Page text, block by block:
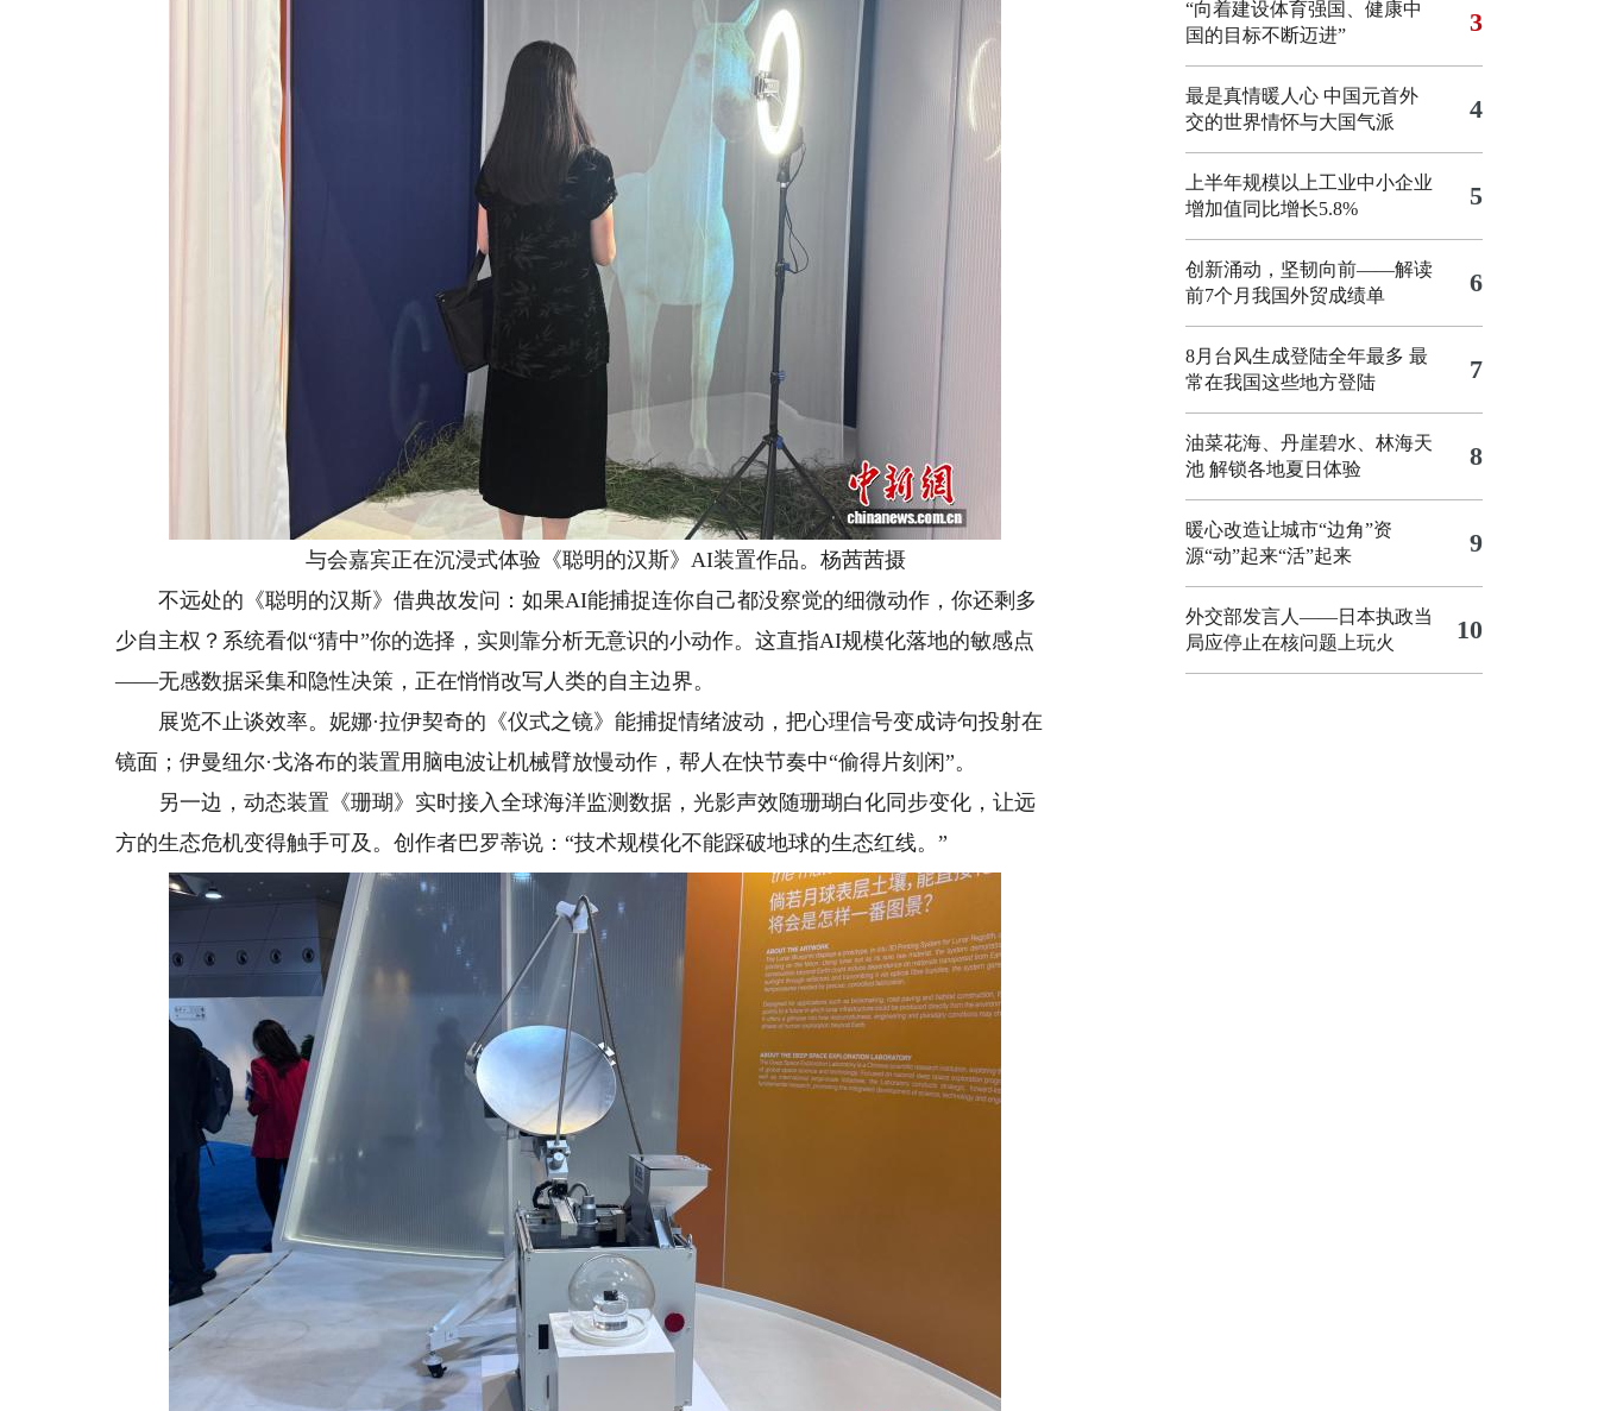
与会嘉宾正在沉浸式体验《聪明的汉斯》AI装置作品。杨茜茜摄
不远处的《聪明的汉斯》借典故发问：如果AI能捕捉连你自己都没察觉的细微动作，你还剩多
少自主权？系统看似“猜中”你的选择，实则靠分析无意识的小动作。这直指AI规模化落地的敏感点
——无感数据采集和隐性决策，正在悄悄改写人类的自主边界。
展览不止谈效率。妮娜·拉伊契奇的《仪式之镜》能捕捉情绪波动，把心理信号变成诗句投射在
镜面；伊曼纽尔·戈洛布的装置用脑电波让机械臂放慢动作，帮人在快节奏中“偷得片刻闲”。
另一边，动态装置《珊瑚》实时接入全球海洋监测数据，光影声效随珊瑚白化同步变化，让远
方的生态危机变得触手可及。创作者巴罗蒂说：“技术规模化不能踩破地球的生态红线。”
“向着建设体育强国、健康中
国的目标不断迈进”
3
最是真情暖人心 中国元首外
交的世界情怀与大国气派
4
上半年规模以上工业中小企业
增加值同比增长5.8%
5
创新涌动，坚韧向前——解读
前7个月我国外贸成绩单
6
8月台风生成登陆全年最多 最
常在我国这些地方登陆
7
油菜花海、丹崖碧水、林海天
池 解锁各地夏日体验
8
暖心改造让城市“边角”资
源“动”起来“活”起来
9
外交部发言人——日本执政当
局应停止在核问题上玩火
10